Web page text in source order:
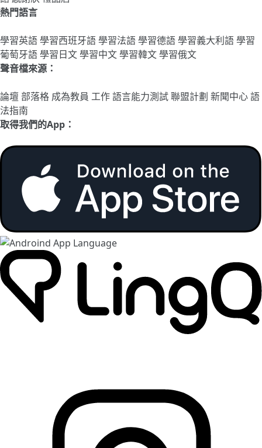
熱門語言
學習英語學習西班牙語學習法語學習德語學習義大利語學習
葡萄牙語學習日文學習中文學習韓文學習俄文
聲音檔來源：
論壇部落格 成為教員 工作語言能力測試聯盟計劃 新聞中心語
法指南
取得我們的App：